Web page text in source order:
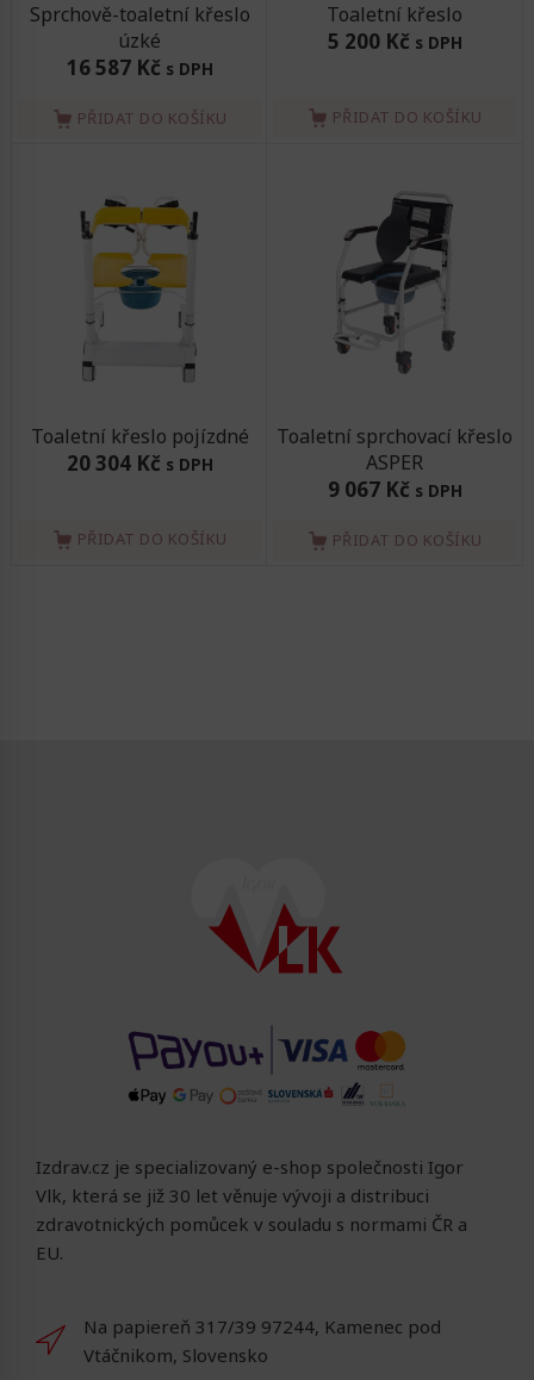
Sprchově-toaletní křeslo
úzké
16 587 Kč s DPH
PŘIDAT DO KOŠÍKU
Toaletní křeslo
5 200 Kč s DPH
PŘIDAT DO KOŠÍKU
Toaletní křeslo pojízdné
20 304 Kč s DPH
PŘIDAT DO KOŠÍKU
Toaletní sprchovací křeslo
ASPER
9 067 Kč s DPH
PŘIDAT DO KOŠÍKU
Izdrav.cz je specializovaný e-shop společnosti Igor
Vlk, která se již 30 let věnuje vývoji a distribuci
zdravotnických pomůcek v souladu s normami ČR a
EU.
Na papiereň 317/39 97244, Kamenec pod
Vtáčnikom, Slovensko